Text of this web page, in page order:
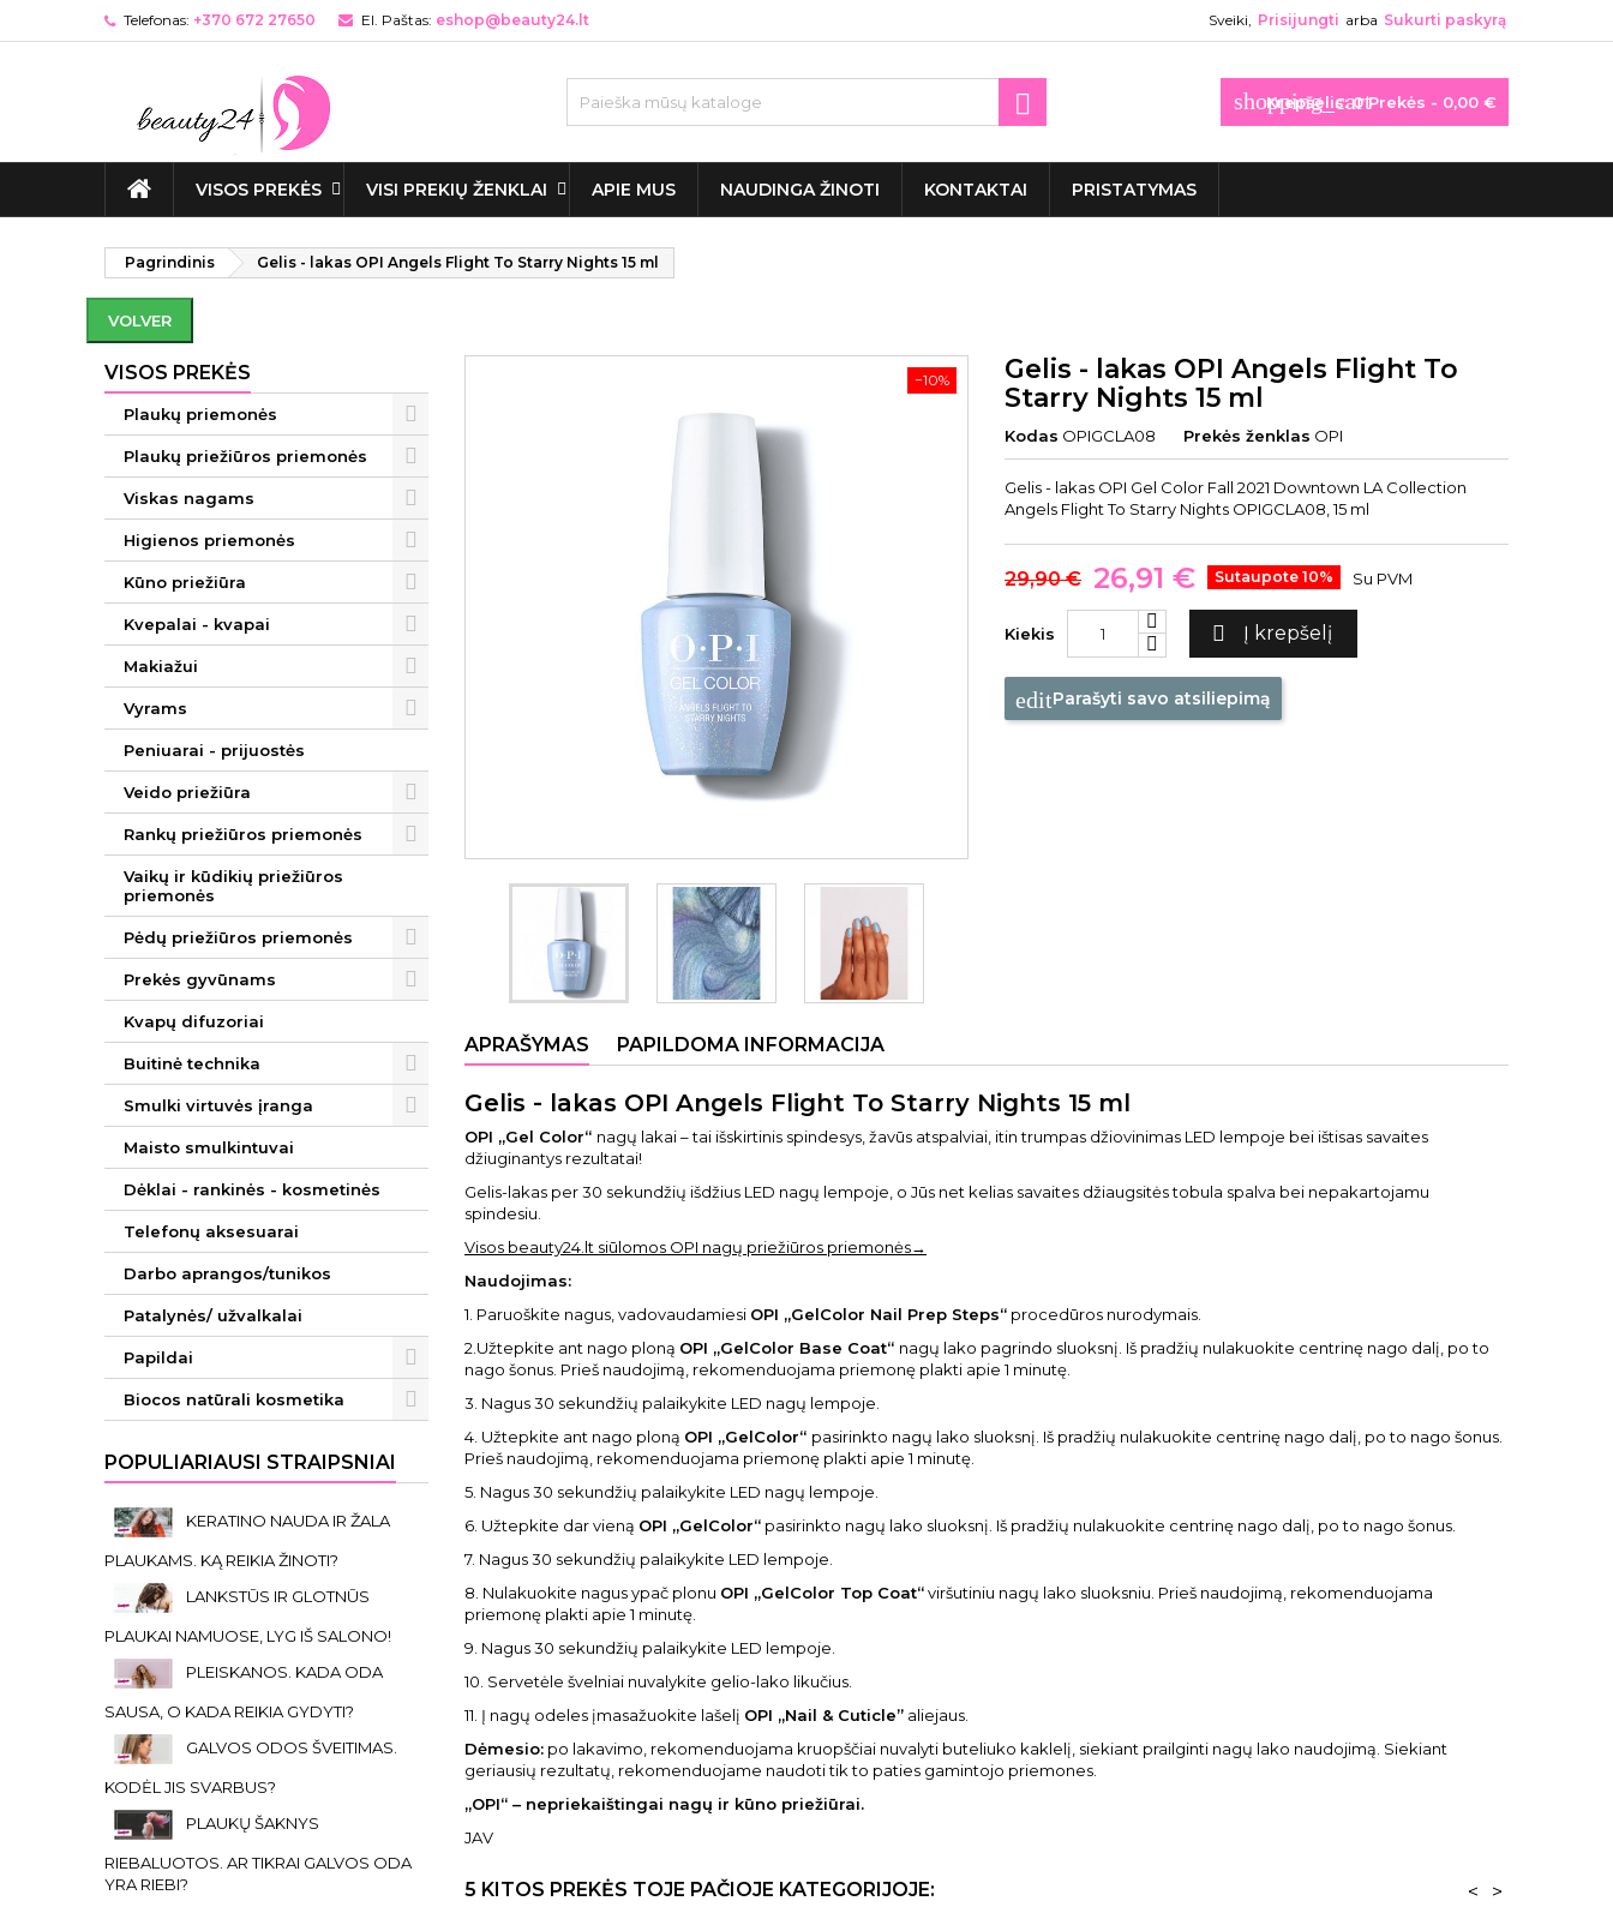
Telefonas: +370 672 27650 El. Paštas: eshop@beauty24.lt Sveiki, Prisijungti arba Sukurti paskyrą
shopping_cart
Krepšelis: 0Prekės - 0,00 €

VISOS PREKĖS VISI PREKIŲ ŽENKLAI APIE MUS NAUDINGA ŽINOTI KONTAKTAI PRISTATYMAS
Pagrindinis Gelis - lakas OPI Angels Flight To Starry Nights 15 ml
VOLVER
VISOS PREKĖS
Plaukų priemonės
Plaukų priežiūros priemonės
Viskas nagams
Higienos priemonės
Kūno priežiūra
Kvepalai - kvapai
Makiažui
Vyrams
Peniuarai - prijuostės
Veido priežiūra
Rankų priežiūros priemonės
Vaikų ir kūdikių priežiūros
priemonės
Pėdų priežiūros priemonės
Prekės gyvūnams
Kvapų difuzoriai
Buitinė technika
Smulki virtuvės įranga
Maisto smulkintuvai
Dėklai - rankinės - kosmetinės
Telefonų aksesuarai
Darbo aprangos/tunikos
Patalynės/ užvalkalai
Papildai
Biocos natūrali kosmetika
POPULIARIAUSI STRAIPSNIAI
KERATINO NAUDA IR ŽALA
PLAUKAMS. KĄ REIKIA ŽINOTI?
LANKSTŪS IR GLOTNŪS
PLAUKAI NAMUOSE, LYG IŠ SALONO!
PLEISKANOS. KADA ODA
SAUSA, O KADA REIKIA GYDYTI?
GALVOS ODOS ŠVEITIMAS.
KODĖL JIS SVARBUS?
PLAUKŲ ŠAKNYS
RIEBALUOTOS. AR TIKRAI GALVOS ODA
YRA RIEBI?
−10%
Gelis - lakas OPI Angels Flight To
Starry Nights 15 ml
Kodas OPIGCLA08 Prekės ženklas OPI
Gelis - lakas OPI Gel Color Fall 2021 Downtown LA Collection
Angels Flight To Starry Nights OPIGCLA08, 15 ml
29,90 € 26,91 € Sutaupote 10% Su PVM
Kiekis  Į krepšelį
editParašyti savo atsiliepimą
APRAŠYMAS PAPILDOMA INFORMACIJA
Gelis - lakas OPI Angels Flight To Starry Nights 15 ml
OPI „Gel Color“ nagų lakai – tai išskirtinis spindesys, žavūs atspalviai, itin trumpas džiovinimas LED lempoje bei ištisas savaites
džiuginantys rezultatai!
Gelis-lakas per 30 sekundžių išdžius LED nagų lempoje, o Jūs net kelias savaites džiaugsitės tobula spalva bei nepakartojamu
spindesiu.
Visos beauty24.lt siūlomos OPI nagų priežiūros priemonės→
Naudojimas:
1. Paruoškite nagus, vadovaudamiesi OPI „GelColor Nail Prep Steps“ procedūros nurodymais.
2.Užtepkite ant nago ploną OPI „GelColor Base Coat“ nagų lako pagrindo sluoksnį. Iš pradžių nulakuokite centrinę nago dalį, po to
nago šonus. Prieš naudojimą, rekomenduojama priemonę plakti apie 1 minutę.
3. Nagus 30 sekundžių palaikykite LED nagų lempoje.
4. Užtepkite ant nago ploną OPI „GelColor“ pasirinkto nagų lako sluoksnį. Iš pradžių nulakuokite centrinę nago dalį, po to nago šonus.
Prieš naudojimą, rekomenduojama priemonę plakti apie 1 minutę.
5. Nagus 30 sekundžių palaikykite LED nagų lempoje.
6. Užtepkite dar vieną OPI „GelColor“ pasirinkto nagų lako sluoksnį. Iš pradžių nulakuokite centrinę nago dalį, po to nago šonus.
7. Nagus 30 sekundžių palaikykite LED lempoje.
8. Nulakuokite nagus ypač plonu OPI „GelColor Top Coat“viršutiniu nagų lako sluoksniu. Prieš naudojimą, rekomenduojama
priemonę plakti apie 1 minutę.
9. Nagus 30 sekundžių palaikykite LED lempoje.
10. Servetėle švelniai nuvalykite gelio-lako likučius.
11. Į nagų odeles įmasažuokite lašelį OPI „Nail & Cuticle” aliejaus.
Dėmesio: po lakavimo, rekomenduojama kruopščiai nuvalyti buteliuko kaklelį, siekiant prailginti nagų lako naudojimą. Siekiant
geriausių rezultatų, rekomenduojame naudoti tik to paties gamintojo priemones.
„OPI“ – nepriekaištingai nagų ir kūno priežiūrai.
JAV
5 KITOS PREKĖS TOJE PAČIOJE KATEGORIJOJE: >
<